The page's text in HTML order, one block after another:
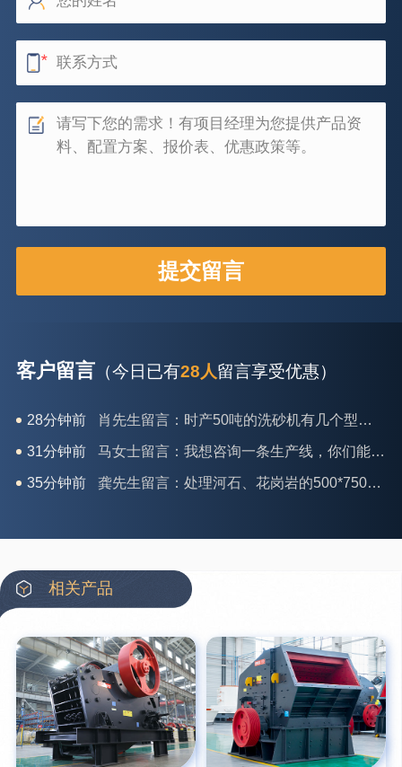
客户留言 （今日已有28人留言享受优惠）
31分钟前 马女士留言：我想咨询一条生产线，你们能做吗？
35分钟前 龚先生留言：处理河石、花岗岩的500*750颚破机什么价位？
39分钟前 翟先生留言：石头碎沙设备和洗砂设备有吗？
6分钟前 姚女士留言：这款破碎机一小时产能多大？是用电的还是燃油的？
12分钟前 宋先生留言：50吨左右的制砂机大概什么价位？
16分钟前 柳先生留言：洗石英砂全套设备有哪些？
26分钟前 杨先生留言：建筑垃圾破碎机可以铁器分类吗？
28分钟前 肖先生留言：时产50吨的洗砂机有几个型号？
相关产品